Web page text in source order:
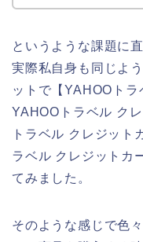
というような課題に
実際私自身も同じよ
ットで【YAHOOト
YAHOOトラベル ク
トラベル クレジッ
ラベル クレジット
てみました。
そのような感じで色